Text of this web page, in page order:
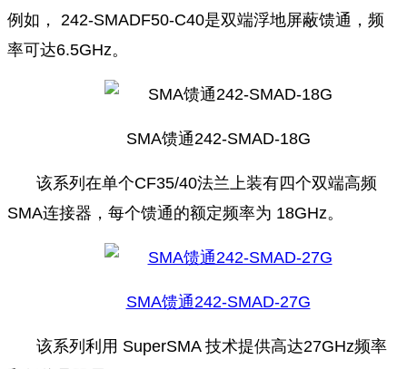
例如， 242-SMADF50-C40是双端浮地屏蔽馈通，频
率可达6.5GHz。
SMA馈通242-SMAD-18G
该系列在单个CF35/40法兰上装有四个双端高频
SMA连接器，每个馈通的额定频率为 18GHz。
SMA馈通242-SMAD-27G
该系列利用 SuperSMA 技术提供高达27GHz频率